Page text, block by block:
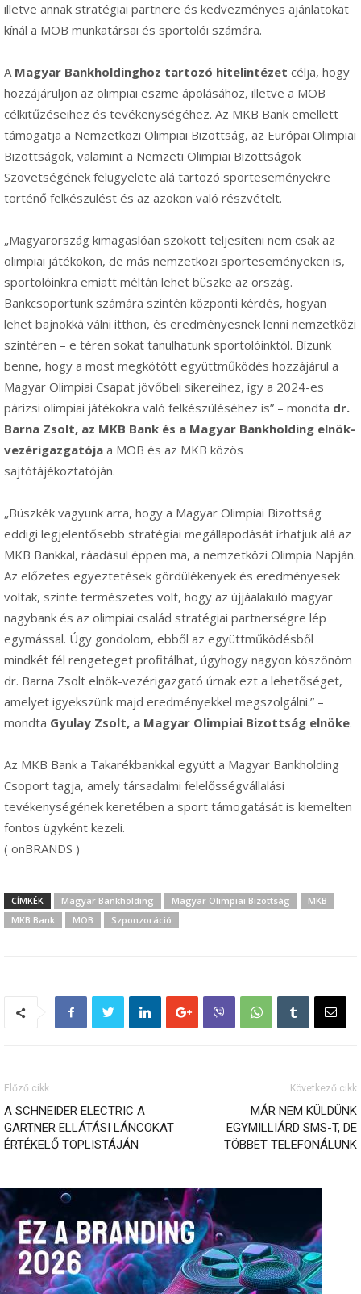
illetve annak stratégiai partnere és kedvezményes ajánlatokat
kínál a MOB munkatársai és sportolói számára.
A Magyar Bankholdinghoz tartozó hitelintézet célja, hogy
hozzájáruljon az olimpiai eszme ápolásához, illetve a MOB
célkitűzéseihez és tevékenységéhez. Az MKB Bank emellett
támogatja a Nemzetközi Olimpiai Bizottság, az Európai Olimpiai
Bizottságok, valamint a Nemzeti Olimpiai Bizottságok
Szövetségének felügyelete alá tartozó sporteseményekre
történő felkészülést és az azokon való részvételt.
„Magyarország kimagaslóan szokott teljesíteni nem csak az
olimpiai játékokon, de más nemzetközi sporteseményeken is,
sportolóinkra emiatt méltán lehet büszke az ország.
Bankcsoportunk számára szintén központi kérdés, hogyan
lehet bajnokká válni itthon, és eredményesnek lenni nemzetközi
színtéren – e téren sokat tanulhatunk sportolóinktól. Bízunk
benne, hogy a most megkötött együttműködés hozzájárul a
Magyar Olimpiai Csapat jövőbeli sikereihez, így a 2024-es
párizsi olimpiai játékokra való felkészüléséhez is” – mondta dr.
Barna Zsolt, az MKB Bank és a Magyar Bankholding elnök-
vezérigazgatója a MOB és az MKB közös
sajtótájékoztatóján.
„Büszkék vagyunk arra, hogy a Magyar Olimpiai Bizottság
eddigi legjelentősebb stratégiai megállapodását írhatjuk alá az
MKB Bankkal, ráadásul éppen ma, a nemzetközi Olimpia Napján.
Az előzetes egyeztetések gördülékenyek és eredményesek
voltak, szinte természetes volt, hogy az újjáalakuló magyar
nagybank és az olimpiai család stratégiai partnerségre lép
egymással. Úgy gondolom, ebből az együttműködésből
mindkét fél rengeteget profitálhat, úgyhogy nagyon köszönöm
dr. Barna Zsolt elnök-vezérigazgató úrnak ezt a lehetőséget,
amelyet igyekszünk majd eredményekkel megszolgálni.” –
mondta Gyulay Zsolt, a Magyar Olimpiai Bizottság elnöke.
Az MKB Bank a Takarékbankkal együtt a Magyar Bankholding
Csoport tagja, amely társadalmi felelősségvállalási
tevékenységének keretében a sport támogatását is kiemelten
fontos ügyként kezeli.
( onBRANDS )
CÍMKÉK Magyar Bankholding Magyar Olimpiai Bizottság
MKB
MKB Bank
MOB Szponzoráció
Előző cikk
A SCHNEIDER ELECTRIC A
GARTNER ELLÁTÁSI LÁNCOKAT
ÉRTÉKELŐ TOPLISTÁJÁN
Következő cikk
MÁR NEM KÜLDÜNK
EGYMILLIÁRD SMS-T, DE
TÖBBET TELEFONÁLUNK